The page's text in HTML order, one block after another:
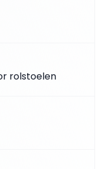
rolstoelen